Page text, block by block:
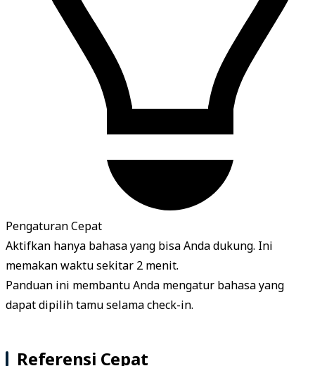
Pengaturan Cepat
Aktifkan hanya bahasa yang bisa Anda dukung. Ini
memakan waktu sekitar 2 menit.
Panduan ini membantu Anda mengatur bahasa yang
dapat dipilih tamu selama check-in.
Referensi Cepat